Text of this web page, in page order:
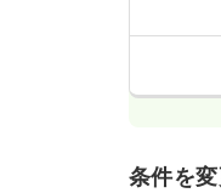
条件を